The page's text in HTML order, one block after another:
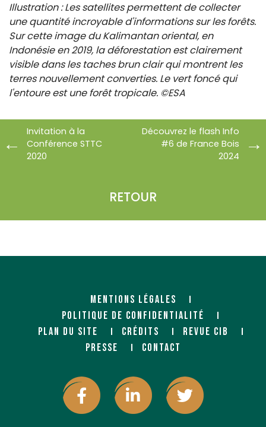
Illustration : Les satellites permettent de collecter
une quantité incroyable d'informations sur les forêts.
Sur cette image du Kalimantan oriental, en
Indonésie en 2019, la déforestation est clairement
visible dans les taches brun clair qui montrent les
terres nouvellement converties. Le vert foncé qui
l'entoure est une forêt tropicale. ©ESA
Invitation à la
Conférence STTC
2020
RETOUR
Découvrez le flash Info
#6 de France Bois
2024
MENTIONS LÉGALES
POLITIQUE DE CONFIDENTIALITÉ
PLAN DU SITE
CRÉDITS
REVUE CIB
PRESSE
CONTACT